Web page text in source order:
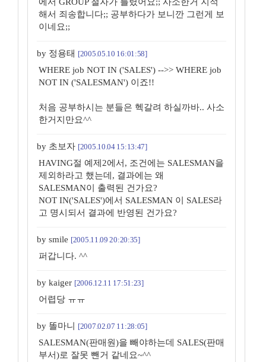
해서 죄송합니다;; 공부하다가 보니깐 그런게 보
이네요;;
by 정용태 [2005.05.10 16:01:58]
WHERE job NOT IN ('SALES') -->> WHERE job
NOT IN ('SALESMAN') 이죠!!
처음 공부하시는 분들은 헥갈려 하실까바.. 사소
한거지만요^^
by 초보자 [2005.10.04 15:13:47]
HAVING절 예제2에서, 조건에는 SALESMAN을
제외하라고 했는데, 결과에는 왜
SALESMAN이 출력된 건가요?
NOT IN('SALES')에서 SALESMAN 이 SALES라
고 명시되서 결과에 반영된 건가요?
by smile [2005.11.09 20:20:35]
퍼갑니다. ^^
by kaiger [2006.12.11 17:51:23]
어렵당 ㅠㅠ
by 똘마니 [2007.02.07 11:28:05]
SALESMAN(판매원)을 빼야하는데 SALES(판매
부서)로 잘못 뺀거 같네요~^^